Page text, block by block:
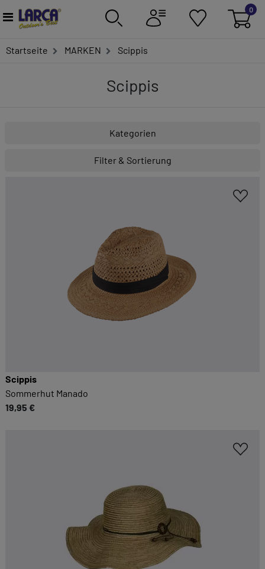
0
Startseite MARKEN Scippis
Scippis
Kategorien
Filter & Sortierung
Scippis
Sommerhut Manado
19,95 €